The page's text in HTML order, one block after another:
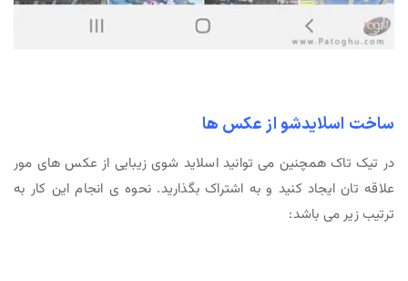
ساخت اسلایدشو از عکس ها
در تیک تاک همچنین می توانید اسلاید شوی زیبایی از عکس های مور
علاقه تان ایجاد کنید و به اشتراک بگذارید. نحوه ی انجام این کار به
ترتیب زیر می باشد: